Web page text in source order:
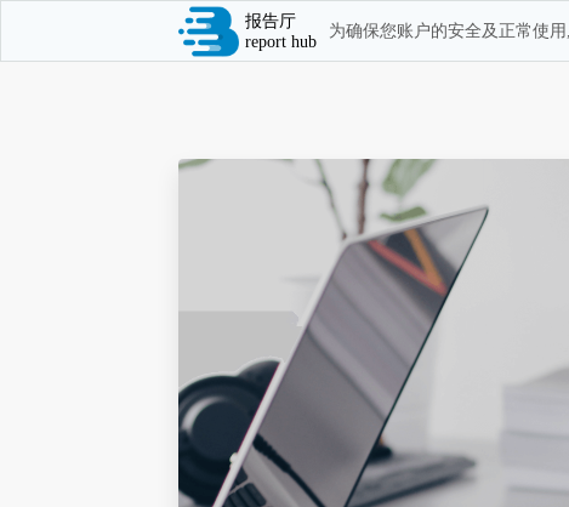
报告厅
report hub
为确保您账户的安全及正常使